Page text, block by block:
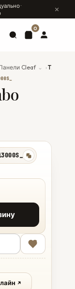
·
0
Cleaf ⌄ › TSS CLEAF Piombo (МДФ) HM12 3050×1300×19мм
копировать